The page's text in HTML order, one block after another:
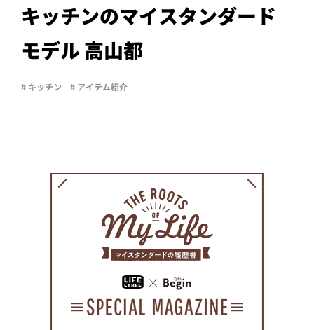
PROJECT
はい
お問い
キッチンのマイスタンダード
モデル 高山都
# キッチン # アイテム紹介